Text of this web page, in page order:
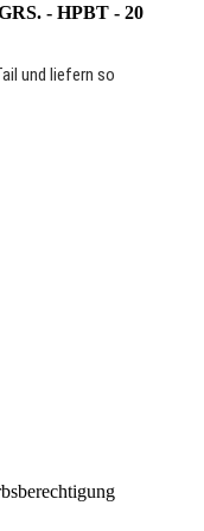
- HPBT - 20
und liefern so